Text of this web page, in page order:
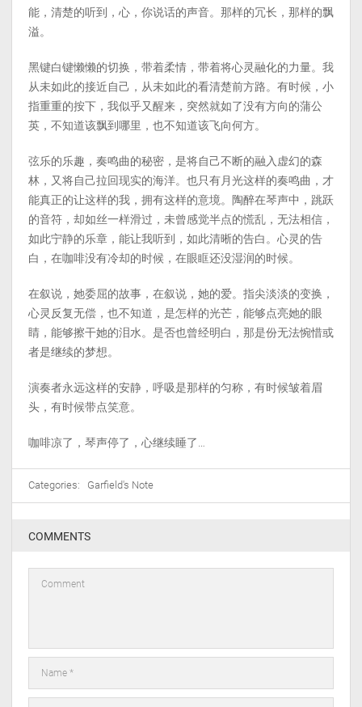
能，清楚的听到，心，你说话的声音。那样的冗长，那样的飘
溢。
黑键白键懒懒的切换，带着柔情，带着将心灵融化的力量。我
从未如此的接近自己，从未如此的看清楚前方路。有时候，小
指重重的按下，我似乎又醒来，突然就如了没有方向的蒲公
英，不知道该飘到哪里，也不知道该飞向何方。
弦乐的乐趣，奏鸣曲的秘密，是将自己不断的融入虚幻的森
林，又将自己拉回现实的海洋。也只有月光这样的奏鸣曲，才
能真正的让这样的我，拥有这样的意境。陶醉在琴声中，跳跃
的音符，却如丝一样滑过，未曾感觉半点的慌乱，无法相信，
如此宁静的乐章，能让我听到，如此清晰的告白。心灵的告
白，在咖啡没有冷却的时候，在眼眶还没湿润的时候。
在叙说，她委屈的故事，在叙说，她的爱。指尖淡淡的变换，
心灵反复无偿，也不知道，是怎样的光芒，能够点亮她的眼
睛，能够擦干她的泪水。是否也曾经明白，那是份无法惋惜或
者是继续的梦想。
演奏者永远这样的安静，呼吸是那样的匀称，有时候皱着眉
头，有时候带点笑意。
咖啡凉了，琴声停了，心继续睡了…
Categories: Garfield's Note
COMMENTS